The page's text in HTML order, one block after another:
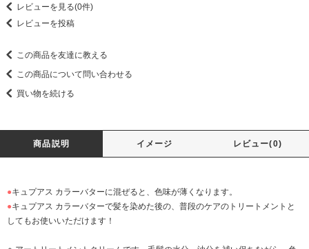
レビューを見る(0件)
レビューを投稿
この商品を友達に教える
この商品について問い合わせる
買い物を続ける
商品説明 イメージ レビュー(0)
●キュプアス カラーバターに混ぜると、色味が薄くなります。
●キュプアス カラーバターで髪を染めた後の、普段のケアのトリートメントと
してもお使いいただけます！